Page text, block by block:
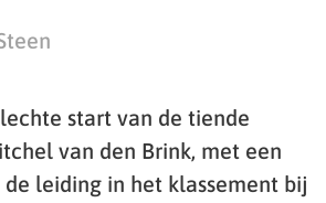
start van de tiende
van den Brink, met een
leiding in het klassement bij